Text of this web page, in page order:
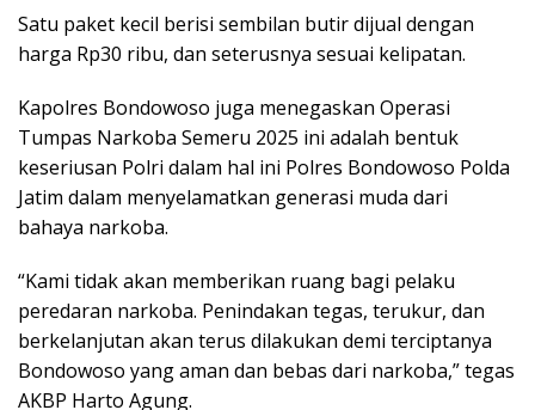
Satu paket kecil berisi sembilan butir dijual dengan
harga Rp30 ribu, dan seterusnya sesuai kelipatan.
Kapolres Bondowoso juga menegaskan Operasi
Tumpas Narkoba Semeru 2025 ini adalah bentuk
keseriusan Polri dalam hal ini Polres Bondowoso Polda
Jatim dalam menyelamatkan generasi muda dari
bahaya narkoba.
“Kami tidak akan memberikan ruang bagi pelaku
peredaran narkoba. Penindakan tegas, terukur, dan
berkelanjutan akan terus dilakukan demi terciptanya
Bondowoso yang aman dan bebas dari narkoba,” tegas
AKBP Harto Agung.